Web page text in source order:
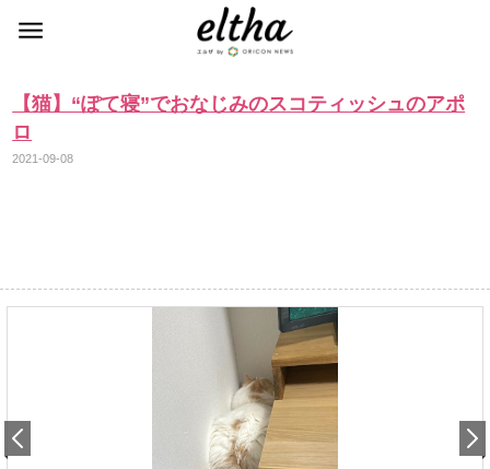
【猫】“ぽて寝”でおなじみのスコティッシュのアポ
ロ
2021-09-08